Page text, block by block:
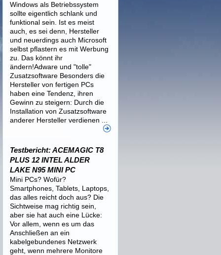
Windows als Betriebssystem
sollte eigentlich schlank und
funktional sein. Ist es meist
auch, es sei denn, Hersteller
und neuerdings auch Microsoft
selbst pflastern es mit Werbung
zu. Das könnt ihr
ändern!Adware und "tolle"
Zusatzsoftware Besonders die
Hersteller von fertigen PCs
haben eine Tendenz, ihren
Gewinn zu steigern: Durch die
Installation von Zusatzsoftware
anderer Hersteller verdienen ...
Testbericht: ACEMAGIC T8
PLUS 12 INTEL ALDER
LAKE N95 MINI PC
Mini PCs? Wofür?
Smartphones, Tablets, Laptops,
das alles reicht doch aus? Die
Sichtweise mag richtig sein,
aber sie hat auch eine Lücke:
Vor allem, wenn es um das
Anschließen an ein
kabelgebundenes Netzwerk
geht, wenn mehrere Monitore